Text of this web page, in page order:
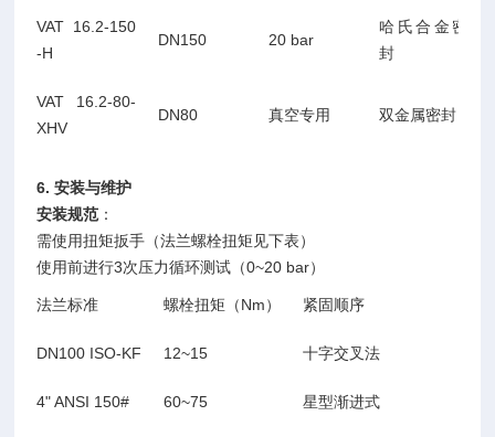
VAT 16.2-150
-H
DN150 20 bar
哈氏合金密
封
VAT 16.2-80-
XHV
DN80 真空专用 双金属密封
6. 安装与维护
安装规范 ：
需使用扭矩扳手（法兰螺栓扭矩见下表）
使用前进行3次压力循环测试（0~20 bar）
法兰标准 螺栓扭矩（Nm） 紧固顺序
DN100 ISO-KF 12~15 十字交叉法
4" ANSI 150# 60~75 星型渐进式